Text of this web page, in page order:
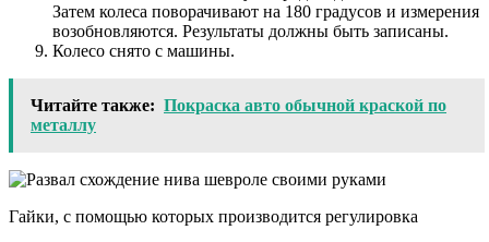
Затем колеса поворачивают на 180 градусов и измерения
возобновляются. Результаты должны быть записаны.
Колесо снято с машины.
Читайте также: Покраска авто обычной краской по
металлу
Гайки, с помощью которых производится регулировка